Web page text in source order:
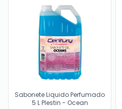
Sabonete Liquido Perfumado
5 L Plestin - Ocean